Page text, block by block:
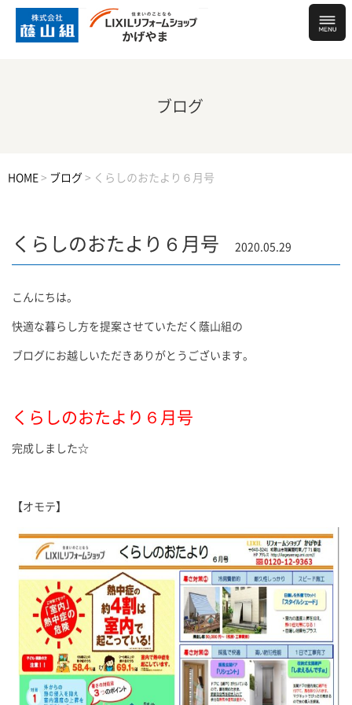
ブログ
HOME > ブログ > くらしのおたより６月号
くらしのおたより６月号 2020.05.29
こんにちは。
快適な暮らし方を提案させていただく蔭山組の
ブログにお越しいただきありがとうございます。
くらしのおたより６月号
完成しました☆
【オモテ】